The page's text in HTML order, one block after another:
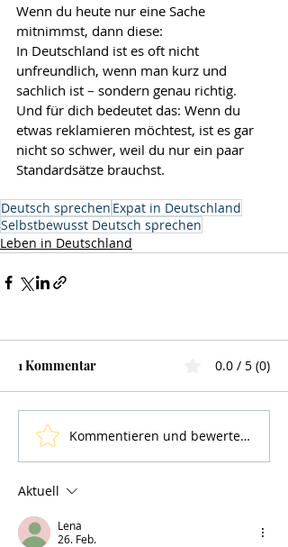
Wenn du heute nur eine Sache
mitnimmst, dann diese:
In Deutschland ist es oft nicht
unfreundlich, wenn man kurz und
sachlich ist – sondern genau richtig.
Und für dich bedeutet das: Wenn du
etwas reklamieren möchtest, ist es gar
nicht so schwer, weil du nur ein paar
Standardsätze brauchst.
Deutsch sprechen Expat in Deutschland
Selbstbewusst Deutsch sprechen
Leben in Deutschland
1 Kommentar 0.0 / 5 (0)
Kommentieren und bewerten...
Aktuell
Lena
26. Feb.